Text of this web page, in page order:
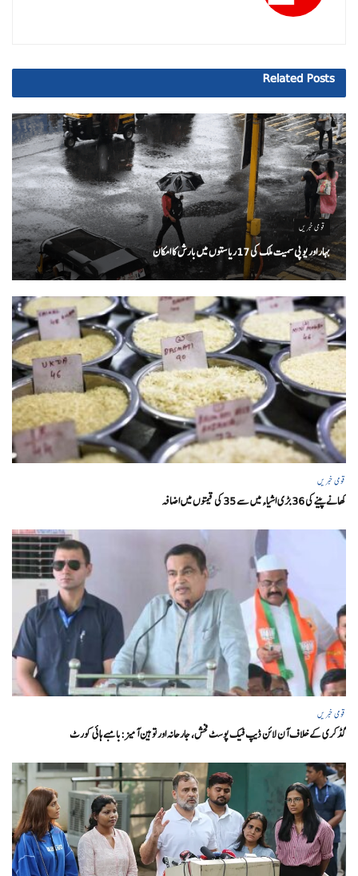
Related Posts
قومی خبریں
بہار اور یو پی سمیت ملک کی 17ریاستوں میں بارش کا امکان
قومی خبریں
کھانے پینے کی 36 بڑی اشیاء میں سے 35 کی قیمتوں میں اضافہ
قومی خبریں
گڈکری کے خلاف آن لائن ڈیپ فیک پوسٹ فحش، جارحانہ اور توہین آمیز:بامبے ہائی کورٹ